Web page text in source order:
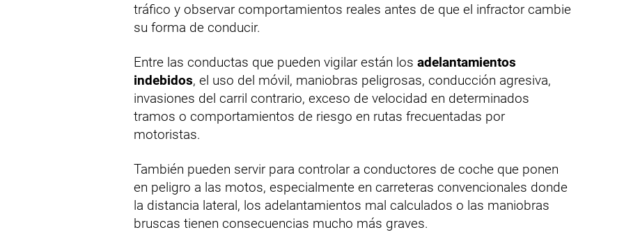
tráfico y observar comportamientos reales antes de que el infractor cambie
su forma de conducir.
Entre las conductas que pueden vigilar están los adelantamientos
indebidos, el uso del móvil, maniobras peligrosas, conducción agresiva,
invasiones del carril contrario, exceso de velocidad en determinados
tramos o comportamientos de riesgo en rutas frecuentadas por
motoristas.
También pueden servir para controlar a conductores de coche que ponen
en peligro a las motos, especialmente en carreteras convencionales donde
la distancia lateral, los adelantamientos mal calculados o las maniobras
bruscas tienen consecuencias mucho más graves.